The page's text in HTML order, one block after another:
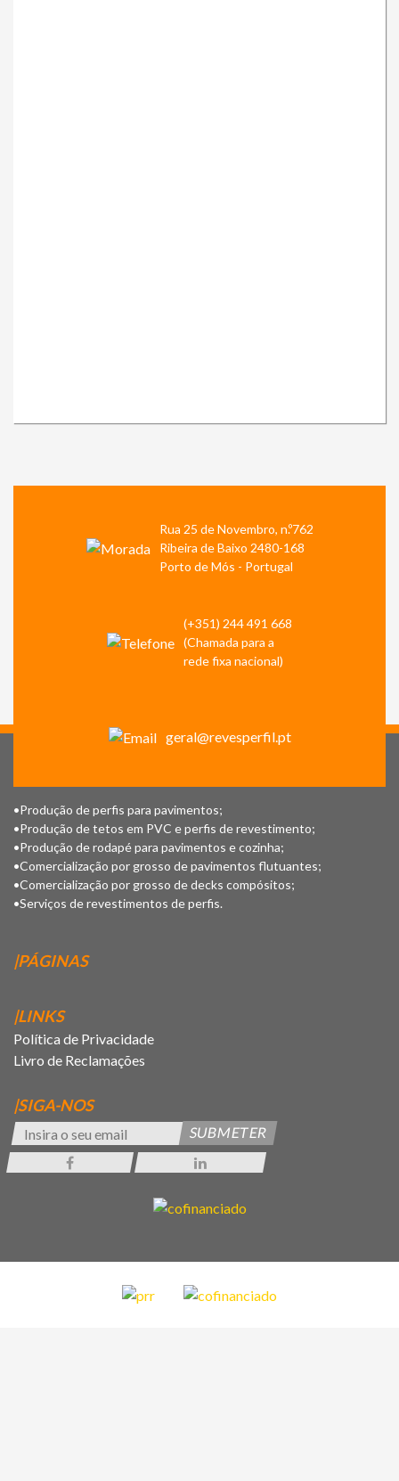
Rua 25 de Novembro, n.º762
Ribeira de Baixo 2480-168
Porto de Mós - Portugal
(+351) 244 491 668
(Chamada para a
rede fixa nacional)
geral@revesperfil.pt
•Produção de perfis para pavimentos;
•Produção de tetos em PVC e perfis de revestimento;
•Produção de rodapé para pavimentos e cozinha;
•Comercialização por grosso de pavimentos flutuantes;
•Comercialização por grosso de decks compósitos;
•Serviços de revestimentos de perfis.
|PÁGINAS
|LINKS
Política de Privacidade
Livro de Reclamações
|SIGA-NOS
SUBMETER